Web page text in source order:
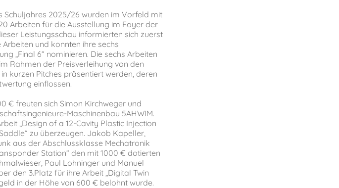
2025/26 wurden im Vorfeld mit
Arbeiten für die Ausstellung im Foyer der
Leistungsschau informierten sich zuerst
und konnten ihre sechs
„Final 6“ nominieren. Die sechs Arbeiten
Rahmen der Preisverleihung von den
kurzen Pitches präsentiert werden, deren
einflossen.
€ freuten sich Simon Kirchweger und
Maschinenbau 5AHWIM.
„Design of a 12-Cavity Plastic Injection
zu überzeugen. Jakob Kapeller,
aus der Abschlussklasse Mechatronik
Station“ den mit 1000 € dotierten
Paul Lohninger und Manuel
den 3.Platz für ihre Arbeit „Digital Twin
in der Höhe von 600 € belohnt wurde.